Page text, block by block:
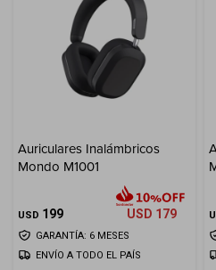
Auriculares Inalámbricos
Mondo M1001
USD 199 USD 179
GARANTÍA: 6 MESES
ENVÍO A TODO EL PAÍS
TV y Audio
Wearables
Accesorios